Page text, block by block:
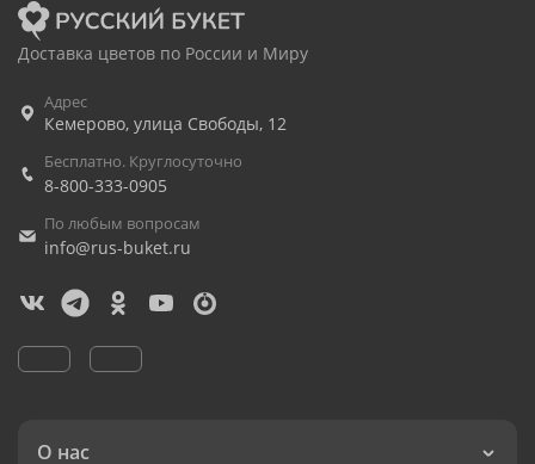
Доставка цветов по России и Миру
Адрес
Кемерово, улица Свободы, 12
Бесплатно. Круглосуточно
8-800-333-0905
По любым вопросам
info@rus-buket.ru
О нас